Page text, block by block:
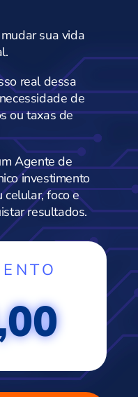
sua vida
real dessa
de
ou taxas de
Agente de
investimento
celular, foco e
resultados.